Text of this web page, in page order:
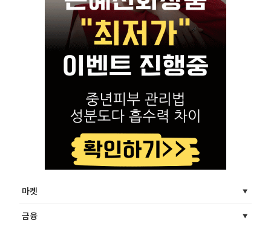
마켓
금융